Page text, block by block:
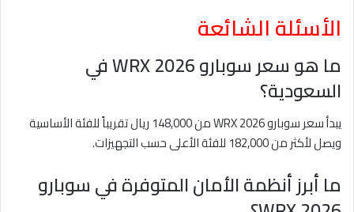
الأسئلة الشائعة
ما هو سعر سوبارو WRX 2026 في
السعودية؟
يبدأ سعر سوبارو WRX 2026 من 148,000 ريال تقريباً للفئة الأساسية
ويصل لأكثر من 182,000 للفئة الأعلى حسب التجهيزات.
ما أبرز أنظمة الأمان المتوفرة في سوبارو